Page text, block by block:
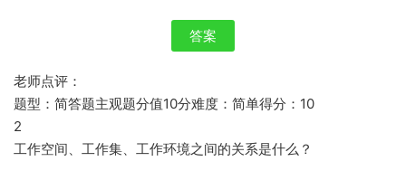
答案
老师点评：
题型：简答题主观题分值10分难度：简单得分：10
2
工作空间、工作集、工作环境之间的关系是什么？